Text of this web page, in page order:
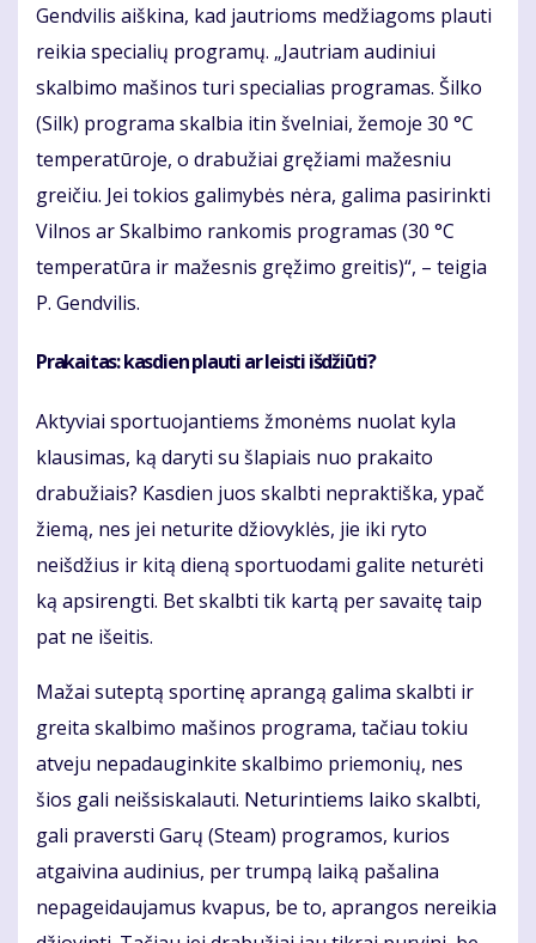
Gendvilis aiškina, kad jautrioms medžiagoms plauti
reikia specialių programų. „Jautriam audiniui
skalbimo mašinos turi specialias programas. Šilko
(Silk) programa skalbia itin švelniai, žemoje 30 °C
temperatūroje, o drabužiai gręžiami mažesniu
greičiu. Jei tokios galimybės nėra, galima pasirinkti
Vilnos ar Skalbimo rankomis programas (30 °C
temperatūra ir mažesnis gręžimo greitis)“, – teigia
P. Gendvilis.
Prakaitas: kasdien plauti ar leisti išdžiūti?
Aktyviai sportuojantiems žmonėms nuolat kyla
klausimas, ką daryti su šlapiais nuo prakaito
drabužiais? Kasdien juos skalbti nepraktiška, ypač
žiemą, nes jei neturite džiovyklės, jie iki ryto
neišdžius ir kitą dieną sportuodami galite neturėti
ką apsirengti. Bet skalbti tik kartą per savaitę taip
pat ne išeitis.
Mažai suteptą sportinę aprangą galima skalbti ir
greita skalbimo mašinos programa, tačiau tokiu
atveju nepadauginkite skalbimo priemonių, nes
šios gali neišsiskalauti. Neturintiems laiko skalbti,
gali praversti Garų (Steam) programos, kurios
atgaivina audinius, per trumpą laiką pašalina
nepageidaujamus kvapus, be to, aprangos nereikia